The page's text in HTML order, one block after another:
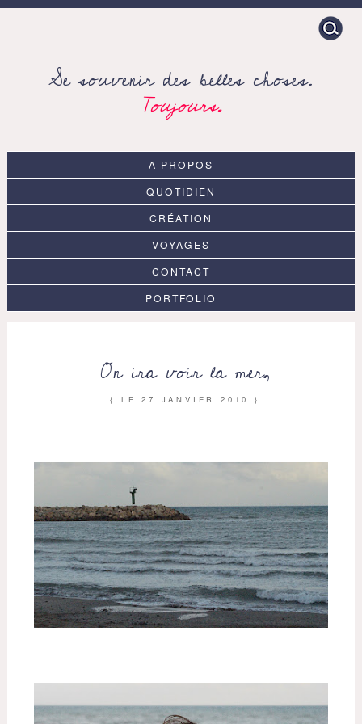
Search
for:
Se souvenir des belles choses.
Toujours.
A PROPOS
QUOTIDIEN
CRÉATION
VOYAGES
CONTACT
PORTFOLIO
On ira voir la mer,
{ LE27 JANVIER 2010 }